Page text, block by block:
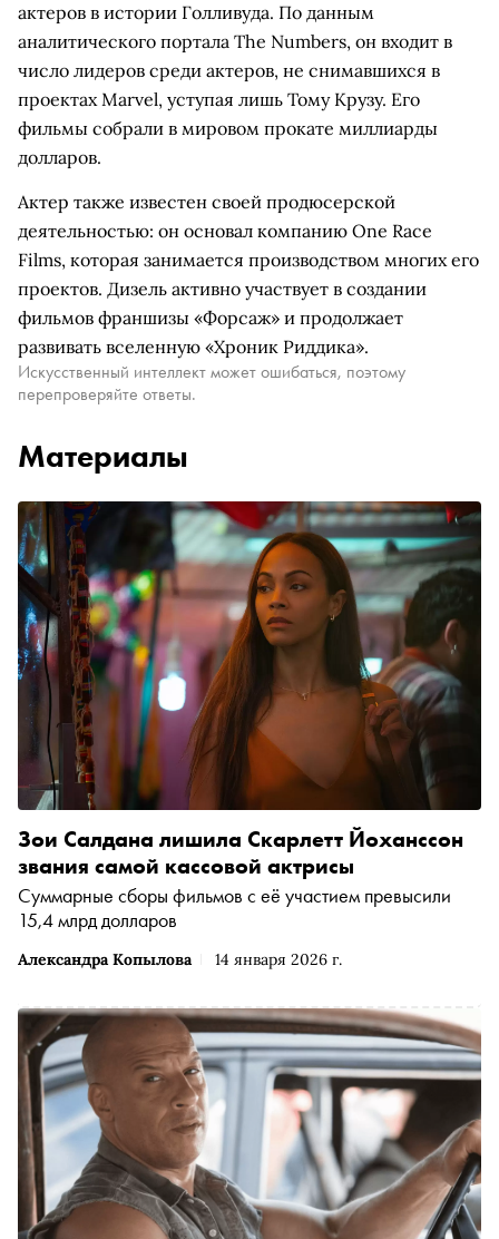
актеров в истории Голливуда. По данным
аналитического портала The Numbers, он входит в
число лидеров среди актеров, не снимавшихся в
проектах Marvel, уступая лишь Тому Крузу. Его
фильмы собрали в мировом прокате миллиарды
долларов.
Актер также известен своей продюсерской
деятельностью: он основал компанию One Race
Films, которая занимается производством многих его
проектов. Дизель активно участвует в создании
фильмов франшизы «Форсаж» и продолжает
развивать вселенную «Хроник Риддика».
Искусственный интеллект может ошибаться, поэтому
перепроверяйте ответы.
Материалы
Александра Копылова 14 января 2026 г.
Зои Салдана лишила Скарлетт Йоханссон
звания самой кассовой актрисы
Суммарные сборы фильмов с её участием превысили
15,4 млрд долларов